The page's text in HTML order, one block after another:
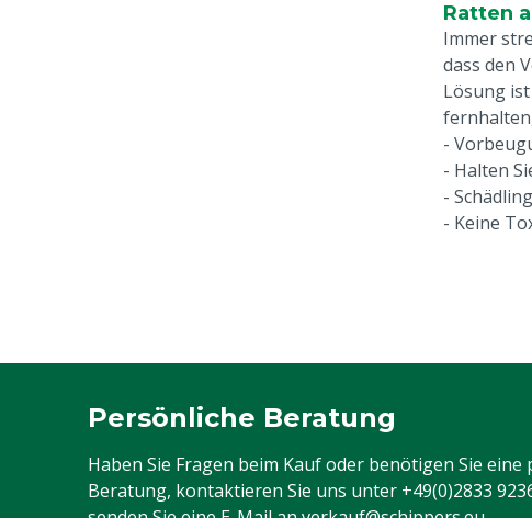
Ratten
Immer
dass den
Lösung
-
- Halten
-
- Keine
Persönliche Beratung
Haben Sie Fragen beim Kauf oder benötigen Sie eine
Beratung, kontaktieren Sie uns unter +49(0)2833